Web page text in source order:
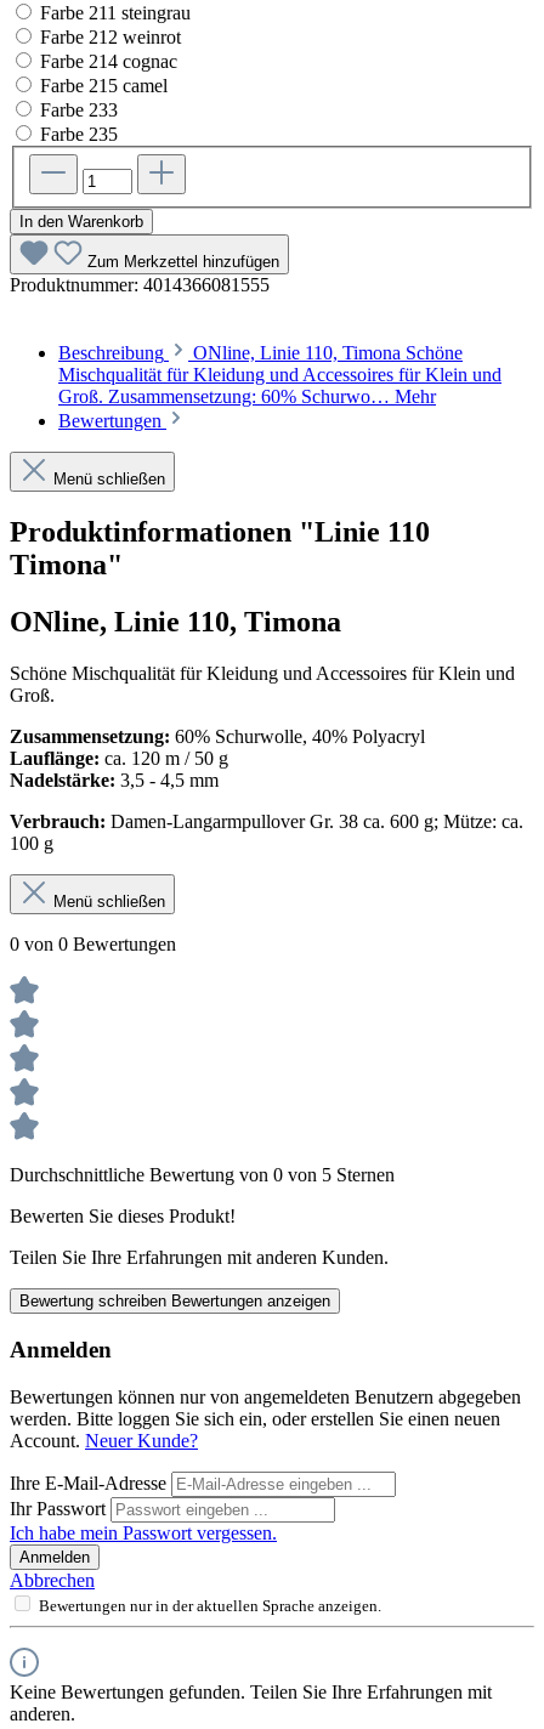
Farbe 211 steingrau
Farbe 212 weinrot
Farbe 214 cognac
Farbe 215 camel
Farbe 233
Farbe 235
In den Warenkorb
Zum Merkzettel hinzufügen
Produktnummer: 4014366081555
Beschreibung
ONline, Linie 110, Timona Schöne
Mischqualität für Kleidung und Accessoires für Klein und
Groß. Zusammensetzung: 60% Schurwo… Mehr
Bewertungen
Menü schließen
Produktinformationen "Linie 110
Timona"
ONline, Linie 110, Timona
Schöne Mischqualität für Kleidung und Accessoires für Klein und
Groß.
Zusammensetzung: 60% Schurwolle, 40% Polyacryl
Lauflänge: ca. 120 m / 50 g
Nadelstärke: 3,5 - 4,5 mm
Verbrauch: Damen-Langarmpullover Gr. 38 ca. 600 g; Mütze: ca.
100 g
Menü schließen
0 von 0 Bewertungen
Durchschnittliche Bewertung von 0 von 5 Sternen
Bewerten Sie dieses Produkt!
Teilen Sie Ihre Erfahrungen mit anderen Kunden.
Bewertung schreiben Bewertungen anzeigen
Anmelden
Bewertungen können nur von angemeldeten Benutzern abgegeben
werden. Bitte loggen Sie sich ein, oder erstellen Sie einen neuen
Account. Neuer Kunde?
Ihre E-Mail-Adresse
Ihr Passwort
Ich habe mein Passwort vergessen.
Anmelden
Abbrechen
Bewertungen nur in der aktuellen Sprache anzeigen.
Keine Bewertungen gefunden. Teilen Sie Ihre Erfahrungen mit
anderen.